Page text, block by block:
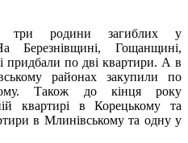
родини загиблих у
Березнівщині, Гощанщині,
придбали по дві квартири. А в
районах закупили по
Також до кінця року
квартирі в Корецькому та
в Млинівському та одну у